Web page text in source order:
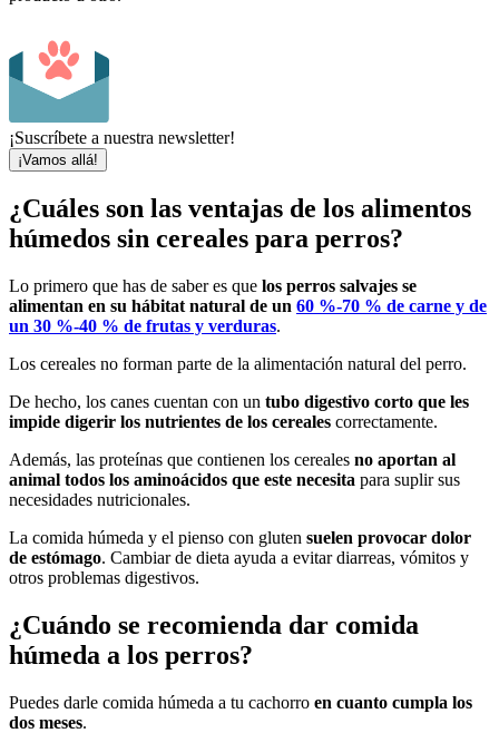
¡Suscríbete a nuestra newsletter!
¡Vamos allá!
¿Cuáles son las ventajas de los alimentos
húmedos sin cereales para perros?
Lo primero que has de saber es que los perros salvajes se
alimentan en su hábitat natural de un 60 %-70 % de carne y de
un 30 %-40 % de frutas y verduras.
Los cereales no forman parte de la alimentación natural del perro.
De hecho, los canes cuentan con un tubo digestivo corto que les
impide digerir los nutrientes de los cereales correctamente.
Además, las proteínas que contienen los cereales no aportan al
animal todos los aminoácidos que este necesita para suplir sus
necesidades nutricionales.
La comida húmeda y el pienso con gluten suelen provocar dolor
de estómago. Cambiar de dieta ayuda a evitar diarreas, vómitos y
otros problemas digestivos.
¿Cuándo se recomienda dar comida
húmeda a los perros?
Puedes darle comida húmeda a tu cachorro en cuanto cumpla los
dos meses.